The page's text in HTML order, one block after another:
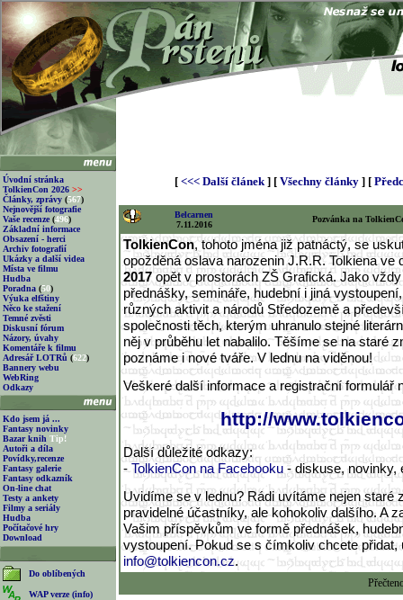
Úvodní stránka
TolkienCon 2026 >>
Články, zprávy (567)
Nejnovější fotografie
Vaše recenze (496)
Základní informace
Obsazení - herci
Archiv fotografií
Ukázky a další videa
Místa ve filmu
Hudba
Poradna (50)
Výuka elfštiny
Něco ke stažení
Temné zvěsti
Diskusní fórum
Názory, úvahy
Komentáře k filmu
Adresář LOTRů (622)
Bannery webu
WebRing
Odkazy
Kdo jsem já ...
Fantasy novinky
Bazar knih Tip!
Autoři a díla
Povídky,recenze
Fantasy galerie
Fantasy odkazník
On-line chat
Testy a ankety
Filmy a seriály
Hudba
Počítačové hry
Download
Do oblíbených
WAP verze (info)
[ <<< Další článek] [ Všechny články ] [
Belcarnen
7.11.2016
Pozvánka na
TolkienCon, tohoto jména již patnáctý, se
opožděná oslava narozenin J.R.R. Tolkiena ve
2017opět v prostorách ZŠ Grafická. Jako
přednášky, semináře, hudební i jiná
různých aktivit a národů Středozemě a
společnosti těch, kterým uhranulo stejné
něj v průběhu let nabalilo. Těšíme se na staré
poznáme i nové tváře. V lednu na viděnou!
Veškeré další informace a registrační formulář
http://
Další důležité odkazy:
-TolkienCon na Facebooku- diskuse, novinky,
Uvidíme se v lednu? Rádi uvítáme nejen staré
pravidelné účastníky, ale kohokoliv dalšího. A
Vašim příspěvkům ve formě přednášek,
vystoupení. Pokud se s čímkoliv chcete přidat,
info@tolkiencon.cz.